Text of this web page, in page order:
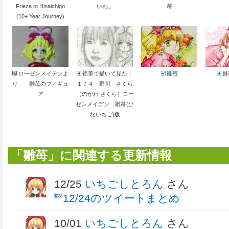
Frieza to Hinaichigo
(10+ Year Journey)
いわ」
苺
ローゼンメイデンよ
り 雛苺のフィギュ
ア
鉛筆で描いて見た！
１７４ 野川 さくら
（のがわ さくら）ロー
ゼンメイデン 雛苺(ひ
ないちご)版
雛苺 雛
「雛苺」に関連する更新情報
12/25 いちごしとろん さん
12/24のツイートまとめ
10/01 いちごしとろん さん